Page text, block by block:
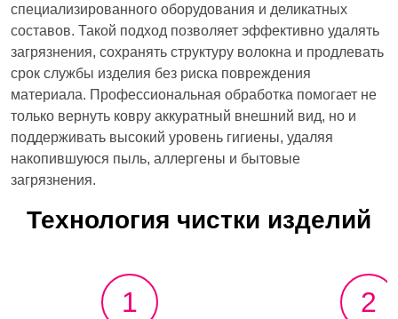
специализированного оборудования и деликатных
составов. Такой подход позволяет эффективно удалять
загрязнения, сохранять структуру волокна и продлевать
срок службы изделия без риска повреждения
материала. Профессиональная обработка помогает не
только вернуть ковру аккуратный внешний вид, но и
поддерживать высокий уровень гигиены, удаляя
накопившуюся пыль, аллергены и бытовые
загрязнения.
Технология чистки изделий
1 2